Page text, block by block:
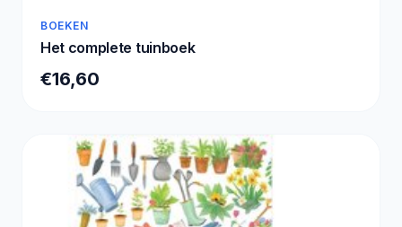
BOEKEN
Het complete tuinboek
€16,60